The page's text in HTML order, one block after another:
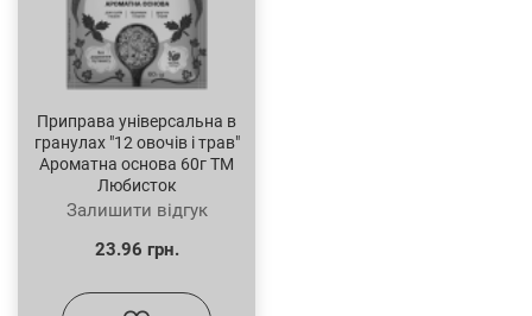
Приправа універсальна в
гранулах "12 овочів і трав"
Ароматна основа 60г ТМ
Любисток
Залишити відгук
23.96 грн.